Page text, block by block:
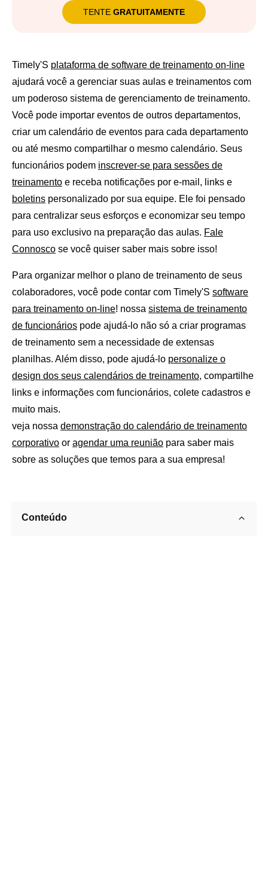
TENTE GRATUITAMENTE
Timely'S plataforma de software de treinamento on-line
ajudará você a gerenciar suas aulas e treinamentos com
um poderoso sistema de gerenciamento de treinamento.
Você pode importar eventos de outros departamentos,
criar um calendário de eventos para cada departamento
ou até mesmo compartilhar o mesmo calendário. Seus
funcionários podem inscrever-se para sessões de
treinamento e receba notificações por e-mail, links e
boletins personalizado por sua equipe. Ele foi pensado
para centralizar seus esforços e economizar seu tempo
para uso exclusivo na preparação das aulas. Fale
Connosco se você quiser saber mais sobre isso!
Para organizar melhor o plano de treinamento de seus
colaboradores, você pode contar com Timely'S software
para treinamento on-line! nossa sistema de treinamento
de funcionários pode ajudá-lo não só a criar programas
de treinamento sem a necessidade de extensas
planilhas. Além disso, pode ajudá-lo personalize o
design dos seus calendários de treinamento, compartilhe
links e informações com funcionários, colete cadastros e
muito mais.
veja nossa demonstração do calendário de treinamento
corporativo or agendar uma reunião para saber mais
sobre as soluções que temos para a sua empresa!
Conteúdo